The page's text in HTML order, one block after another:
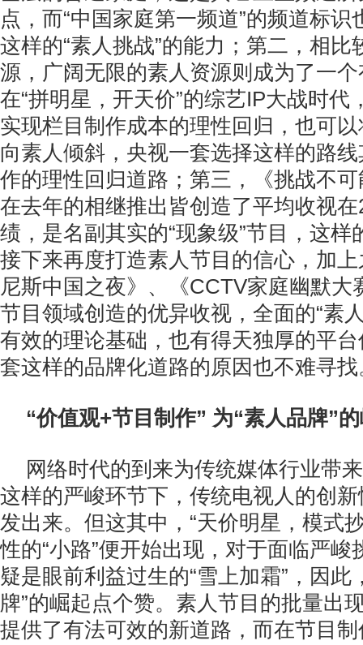
点，而“中国家庭第一频道”的频道标
这样的“素人挑战”的能力；第二，相比
源，广阔无限的素人资源则成为了一个
在“拼明星，开天价”的综艺IP大战时代
实现栏目制作成本的理性回归，也可
向素人倾斜，央视一套选择这样的路
作的理性回归道路；第三，《挑战不
在去年的相继推出皆创造了平均收视
绩，是名副其实的“现象级”节目，这样
接下来再度打造素人节目的信心，加
尼斯中国之夜》、《CCTV家庭幽默大
节目领域创造的优异收视，全面的“素
有效的理论基础，也有得天独厚的平
套这样的品牌化道路的原因也不难寻找
“价值观+节目制作” 为“素人品牌”
网络时代的到来为传统媒体行业带
这样的严峻环节下，传统电视人的创
发出来。但这其中，“天价明星，模式
性的“小路”便开始出现，对于面临严峻
疑是眼前利益过生的“雪上加霜”，因此
牌”的崛起点个赞。素人节目的批量出
提供了有法可效的新道路，而在节目